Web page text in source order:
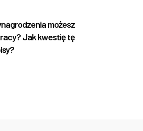
możesz
Jak kwestię tę